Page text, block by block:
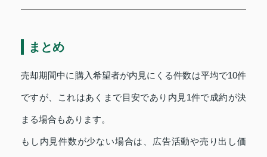
まとめ
売却期間中に購入希望者が内見にくる件数は平均で10件
ですが、これはあくまで目安であり内見1件で成約が決
まる場合もあります。
もし内見件数が少ない場合は、広告活動や売り出し価